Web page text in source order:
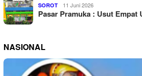
SOROT 11 Juni 2026
Pasar Pramuka : Usut Empat
NASIONAL